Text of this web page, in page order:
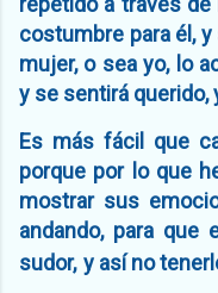
costumbre para él,
mujer, o sea yo, lo
y se sentirá querido,
Es más fácil que
porque por lo que
mostrar sus
andando, para que
sudor, y así no